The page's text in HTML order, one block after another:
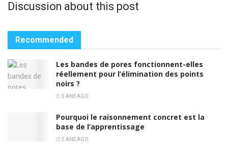
Discussion about this post
Recommended
Les bandes de pores fonctionnent-elles
réellement pour l’élimination des points
noirs ?
5 ANS AGO
Pourquoi le raisonnement concret est la
base de l’apprentissage
5 ANS AGO